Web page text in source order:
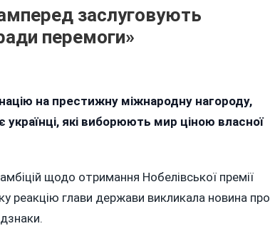
заслуговують
перемоги»
на престижну міжнародну нагороду,
які виборюють мир ціною власної
щодо отримання Нобелівської премії
реакцію глави держави викликала новина про